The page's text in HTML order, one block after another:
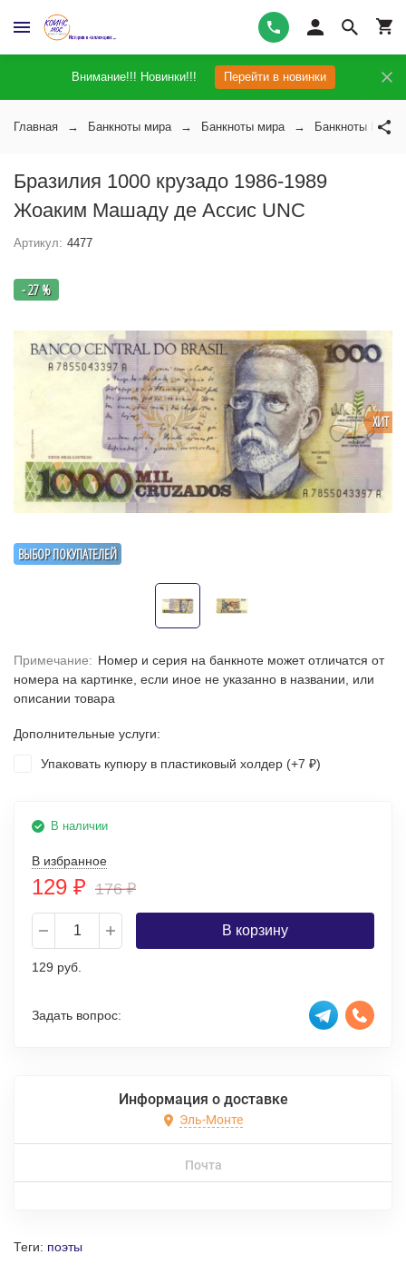
Внимание!!! Новинки!!! Перейти в новинки
Главная Банкноты мира Банкноты мира Банкноты
Бразилия 1000 крузадо 1986-1989
Жоаким Машаду де Ассис UNC
Артикул: 4477
ВЫБОР ПОКУПАТЕЛЕЙ
ХИТ
- 27 %
Примечание: Номер и серия на банкноте может отличатся от
номера на картинке, если иное не указанно в названии, или
описании товара
Дополнительные услуги:
Упаковать купюру в пластиковый холдер (+7 ₽)
В наличии
В избранное
129 ₽ 176₽
В корзину
129 руб.
Задать вопрос:
Информация о доставке
Эль-Монте
Почта
Теги: поэты